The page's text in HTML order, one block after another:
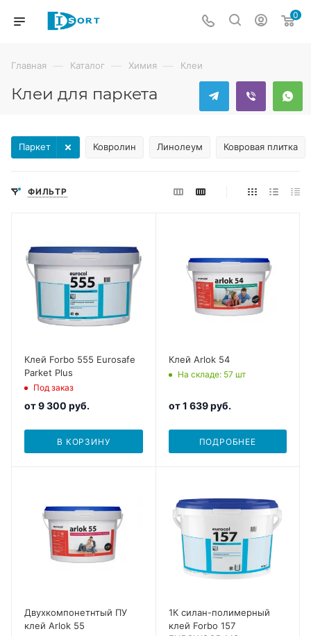
0
Главная — Каталог — Химия — Клеи
Клеи для паркета
Ковролин Линолеум Ковровая плитка
Паркет
ФИЛЬТР
Клей Forbo 555 Eurosafe
Parket Plus
Под заказ
от9 300 руб.
В КОРЗИНУ
Клей Arlok 54
На складе: 57 шт
от1 639 руб.
ПОДРОБНЕЕ
Двухкомпонетнтый ПУ
клей Arlok 55
1К силан-полимерный
клей Forbo 157